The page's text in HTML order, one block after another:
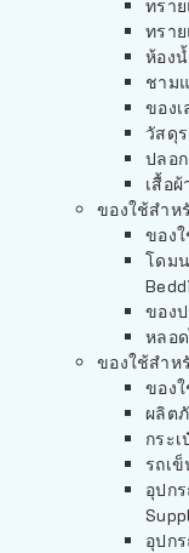
ทรา
ทรา
ห้อง
ชาม
ของ
วัสดุ
ปลอ
เสื้อ
ของใช้สำห
ของ
โดม
ของ
หลอ
ของใช้สำห
ของ
ผลิต
กระ
รถเ
อุปก
อุปก